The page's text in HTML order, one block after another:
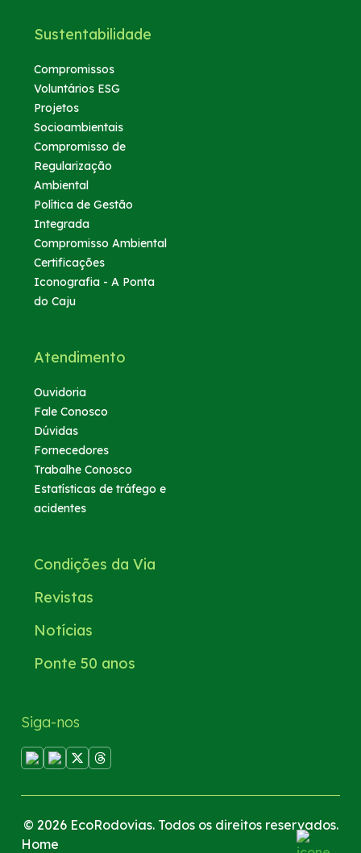
Sustentabilidade
Compromissos
Voluntários ESG
Projetos
Socioambientais
Compromisso de
Regularização
Ambiental
Política de Gestão
Integrada
Compromisso Ambiental
Certificações
Iconografia - A Ponta
do Caju
Atendimento
Ouvidoria
Fale Conosco
Dúvidas
Fornecedores
Trabalhe Conosco
Estatísticas de tráfego e
acidentes
Condições da Via
Revistas
Notícias
Ponte 50 anos
Siga-nos
Home
© 2026 EcoRodovias. Todos os direitos reservados.